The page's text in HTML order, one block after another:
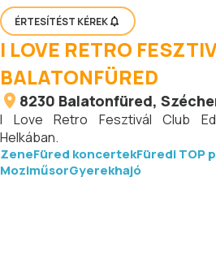
ÉRTESÍTÉST KÉREK
I LOVE RETRO
BALATONFÜRED
8230 Balatonfüred,
I Love Retro Fesztivál Club
Helkában.
ZeneFüred koncertekFüredi TOP
MoziműsorGyerekhajó